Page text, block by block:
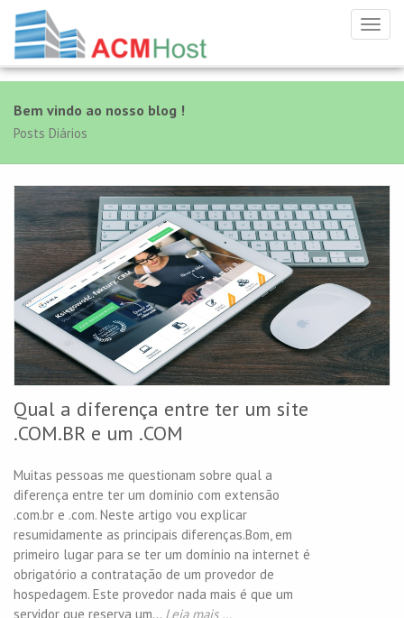
Bem vindo ao nosso blog !
Posts Diários
Qual a diferença entre ter um site
.COM.BR e um .COM
Muitas pessoas me questionam sobre qual a
diferença entre ter um domínio com extensão
.com.br e .com. Neste artigo vou explicar
resumidamente as principais diferenças.Bom, em
primeiro lugar para se ter um domínio na internet é
obrigatório a contratação de um provedor de
hospedagem. Este provedor nada mais é que um
servidor que reserva um... Leia mais ...